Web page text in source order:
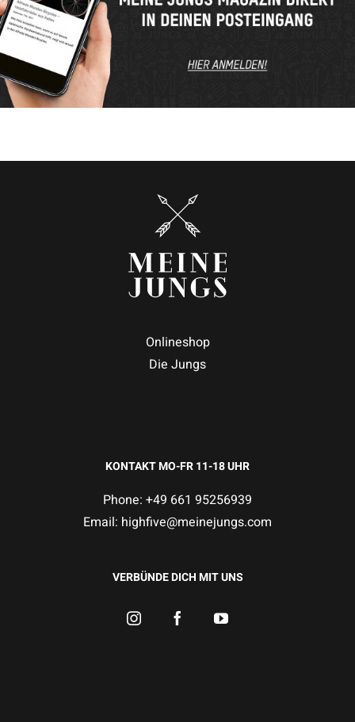
Onlineshop
Die Jungs
KONTAKT MO-FR 11-18 UHR
Phone: +49 661 95256939
Email: highfive@meinejungs.com
VERBÜNDE DICH MIT UNS